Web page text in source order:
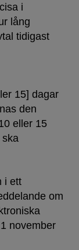
i
lång
tidigast
15] dagar
den
eller 15
ska
i ett
om
november